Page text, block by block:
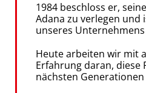
1984 beschloss er,
Adana zu verlegen und
unseres
Heute arbeiten wir mit
Erfahrung daran, diese
nächsten